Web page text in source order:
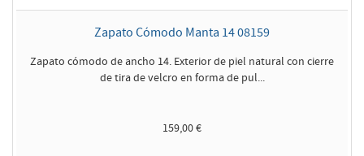
Zapato Cómodo Manta 14 08159
Zapato cómodo de ancho 14. Exterior de piel natural con cierre
de tira de velcro en forma de pul...
159,00 €